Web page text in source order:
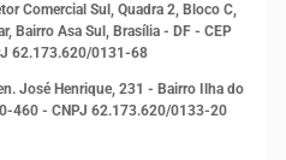
Comercial Sul, Quadra 2, Bloco C,
Bairro Asa Sul, Brasília - DF - CEP
62.173.620/0131-68
José Henrique, 231 - Bairro Ilha do
460 - CNPJ 62.173.620/0133-20